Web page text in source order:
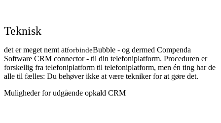
Teknisk
det er meget nemt atforbindeBubble - og dermed Compenda
Software CRM connector - til din telefoniplatform. Proceduren er
forskellig fra telefoniplatform til telefoniplatform, men én ting har de
alle til fælles: Du behøver ikke at være tekniker for at gøre det.
Muligheder for udgående opkald CRM